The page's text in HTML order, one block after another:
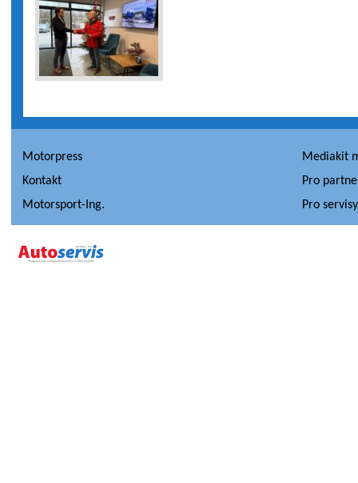
Motorpress
Mediakit
Kontakt
Pro
Motorsport-Ing.
Pro servisy